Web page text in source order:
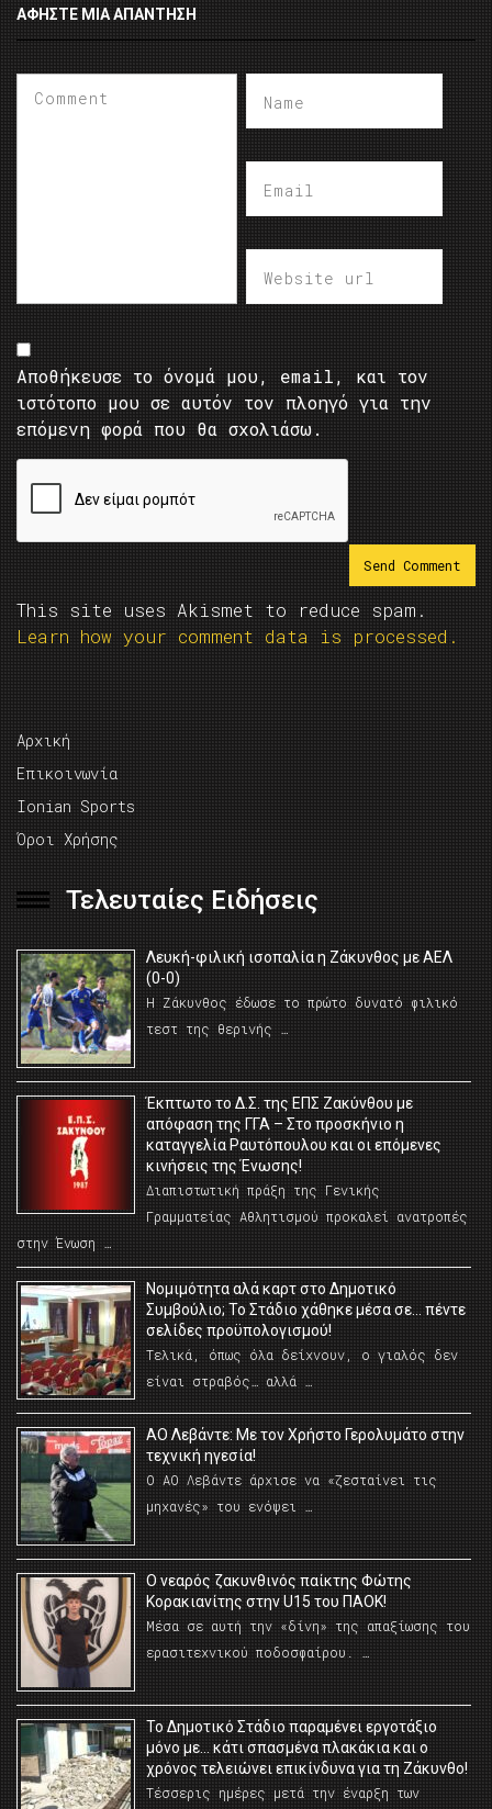
ΑΦΉΣΤΕ ΜΙΑ ΑΠΆΝΤΗΣΗ
Αποθήκευσε το όνομά μου, email, και τον
ιστότοπο μου σε αυτόν τον πλοηγό για την
επόμενη φορά που θα σχολιάσω.
This site uses Akismet to reduce spam.
Learn how your comment data is processed.
Αρχική
Επικοινωνία
Ionian Sports
Όροι Χρήσης
Τελευταίες Ειδήσεις
Λευκή-φιλική ισοπαλία η Ζάκυνθος με ΑΕΛ
(0-0)
Η Ζάκυνθος έδωσε το πρώτο δυνατό φιλικό
τεστ της θερινής …
Έκπτωτο το Δ.Σ. της ΕΠΣ Ζακύνθου με
απόφαση της ΓΓΑ – Στο προσκήνιο η
καταγγελία Ραυτόπουλου και οι επόμενες
κινήσεις της Ένωσης!
Διαπιστωτική πράξη της Γενικής
Γραμματείας Αθλητισμού προκαλεί ανατροπές
στην Ένωση …
Νομιμότητα αλά καρτ στο Δημοτικό
Συμβούλιο; Το Στάδιο χάθηκε μέσα σε… πέντε
σελίδες προϋπολογισμού!
Τελικά, όπως όλα δείχνουν, ο γιαλός δεν
είναι στραβός… αλλά …
ΑΟ Λεβάντε: Με τον Χρήστο Γερολυμάτο στην
τεχνική ηγεσία!
Ο ΑΟ Λεβάντε άρχισε να «ζεσταίνει τις
μηχανές» του ενόψει …
O νεαρός ζακυνθινός παίκτης Φώτης
Κορακιανίτης στην U15 του ΠΑΟΚ!
Μέσα σε αυτή την «δίνη» της απαξίωσης του
ερασιτεχνικού ποδοσφαίρου. …
Το Δημοτικό Στάδιο παραμένει εργοτάξιο
μόνο με… κάτι σπασμένα πλακάκια και ο
χρόνος τελειώνει επικίνδυνα για τη Ζάκυνθο!
Τέσσερις ημέρες μετά την έναρξη των